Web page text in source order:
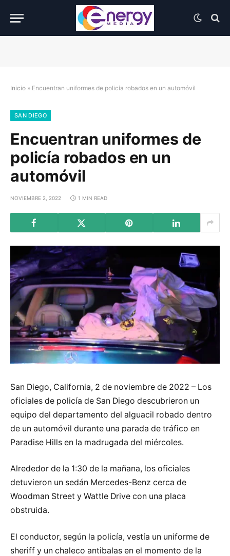
Inicio » Encuentran uniformes de policía robados en un automóvil
SAN DIEGO
Encuentran uniformes de
policía robados en un
automóvil
NOVIEMBRE 2, 2022 1 MIN READ
San Diego, California, 2 de noviembre de 2022 – Los
oficiales de policía de San Diego descubrieron un
equipo del departamento del alguacil robado dentro
de un automóvil durante una parada de tráfico en
Paradise Hills en la madrugada del miércoles.
Alrededor de la 1:30 de la mañana, los oficiales
detuvieron un sedán Mercedes-Benz cerca de
Woodman Street y Wattle Drive con una placa
obstruida.
El conductor, según la policía, vestía un uniforme de
sheriff y un chaleco antibalas en el momento de la